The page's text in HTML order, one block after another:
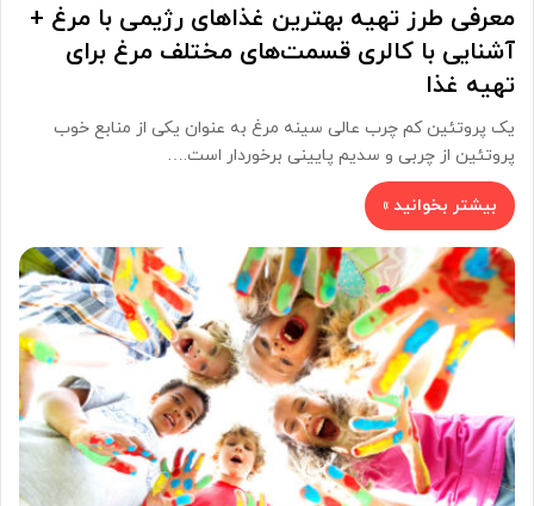
معرفی طرز تهیه بهترین غذاهای رژیمی با مرغ +
آشنایی با کالری قسمت‌های مختلف مرغ برای
تهیه غذا
یک پروتئین کم چرب عالی سینه مرغ به عنوان یکی از منابع خوب
پروتئین از چربی و سدیم پایینی برخوردار است.…
بیشتر بخوانید »